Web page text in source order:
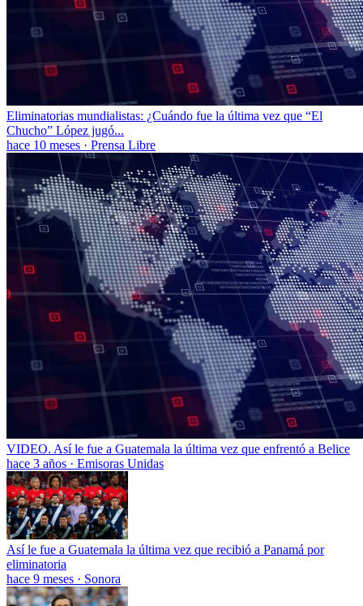
Eliminatorias mundialistas: ¿Cuándo fue la última vez que “El
Chucho” López jugó...
hace 10 meses · Prensa Libre
VIDEO. Así le fue a Guatemala la última vez que enfrentó a Belice
hace 3 años · Emisoras Unidas
Así le fue a Guatemala la última vez que recibió a Panamá por
eliminatoria
hace 9 meses · Sonora